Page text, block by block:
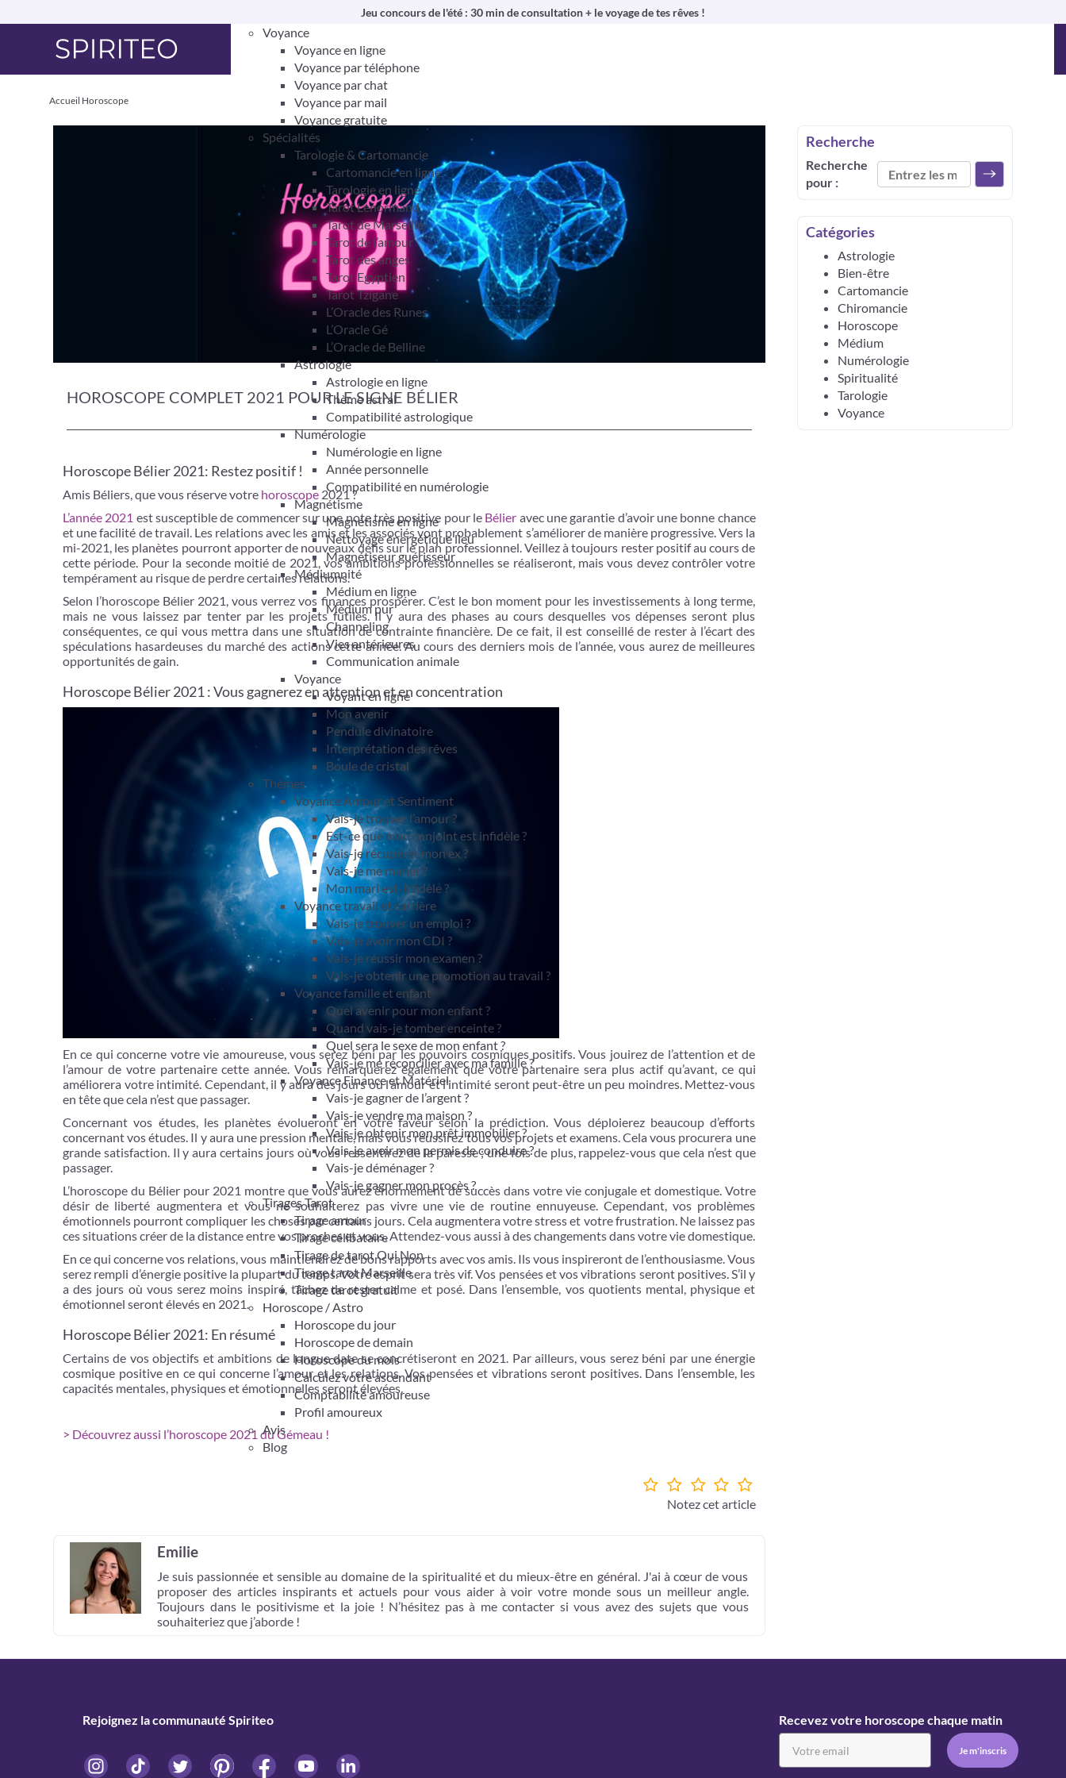
Jeu concours de l'été : 30 min de consultation + le voyage de tes rêves !
Voyance
Voyance en ligne
Voyance par téléphone
Voyance par chat
Voyance par mail
Voyance gratuite
Spécialités
Tarologie & Cartomancie
Cartomancie en ligne
Tarologie en ligne
Tarot Lenormand
Tarot de Marseille
Tarot de l’amour
Tarot des anges
Tarot Egyptien
Tarot Tzigane
L’Oracle des Runes
L’Oracle Gé
L’Oracle de Belline
Astrologie
Astrologie en ligne
Thème astral
Compatibilité astrologique
Numérologie
Numérologie en ligne
Année personnelle
Compatibilité en numérologie
Magnétisme
Magnétisme en ligne
Nettoyage énergétique lieu
Magnétiseur guérisseur
Médiumnité
Médium en ligne
Médium pur
Channeling
Vies antérieures
Communication animale
Voyance
Voyant en ligne
Mon avenir
Pendule divinatoire
Interprétation des rêves
Boule de cristal
Thèmes
Voyance Amour et Sentiment
Vais-je trouver l’amour ?
Est-ce que mon conjoint est infidèle ?
Vais-je récupérer mon ex ?
Vais-je me marier ?
Mon mari est-il fidèle ?
Voyance travail et carrière
Vais-je trouver un emploi ?
Vais-je avoir mon CDI ?
Vais-je réussir mon examen ?
Vais-je obtenir une promotion au travail ?
Voyance famille et enfant
Quel avenir pour mon enfant ?
Quand vais-je tomber enceinte ?
Quel sera le sexe de mon enfant ?
Vais-je me réconcilier avec ma famille ?
Voyance Finance et Matériel
Vais-je gagner de l’argent ?
Vais-je vendre ma maison ?
Vais-je obtenir mon prêt immobilier ?
Vais-je avoir mon permis de conduire ?
Vais-je déménager ?
Vais-je gagner mon procès ?
Tirages Tarot
Tirage amour
Tirage célibataire
Tirage de tarot Oui Non
Tirage tarot Marseille
Tirage tarot gratuit
Horoscope / Astro
Horoscope du jour
Horoscope de demain
Horoscope du mois
Calculez votre ascendant
Comptabilité amoureuse
Profil amoureux
Avis
Blog
Accueil Horoscope
HOROSCOPE COMPLET 2021 POUR LE SIGNE BÉLIER
Horoscope Bélier 2021: Restez positif !
Amis Béliers, que vous réserve votre horoscope 2021 ?
L’année 2021 est susceptible de commencer sur une note très positive pour le Bélier avec une garantie d’avoir une bonne chance
et une facilité de travail. Les relations avec les amis et les associés vont probablement s’améliorer de manière progressive. Vers la
mi-2021, les planètes pourront apporter de nouveaux défis sur le plan professionnel. Veillez à toujours rester positif au cours de
cette période. Pour la seconde moitié de 2021, vos ambitions professionnelles se réaliseront, mais vous devez contrôler votre
tempérament au risque de perdre certaines relations.
Selon l’horoscope Bélier 2021, vous verrez vos finances prospérer. C’est le bon moment pour les investissements à long terme,
mais ne vous laissez par tenter par les projets futiles. Il y aura des phases au cours desquelles vos dépenses seront plus
conséquentes, ce qui vous mettra dans une situation de contrainte financière. De ce fait, il est conseillé de rester à l’écart des
spéculations hasardeuses du marché des actions cette année. Au cours des derniers mois de l’année, vous aurez de meilleures
opportunités de gain.
Horoscope Bélier 2021 : Vous gagnerez en attention et en concentration
En ce qui concerne votre vie amoureuse, vous serez béni par les pouvoirs cosmiques positifs. Vous jouirez de l’attention et de
l’amour de votre partenaire cette année. Vous remarquerez également que votre partenaire sera plus actif qu’avant, ce qui
améliorera votre intimité. Cependant, il y aura des jours où l’amour et l’intimité seront peut-être un peu moindres. Mettez-vous
en tête que cela n’est que passager.
Concernant vos études, les planètes évolueront en votre faveur selon la prédiction. Vous déploierez beaucoup d’efforts
concernant vos études. Il y aura une pression mentale, mais vous réussirez tous vos projets et examens. Cela vous procurera une
grande satisfaction. Il y aura certains jours où vous ressentirez de la paresse ; une fois de plus, rappelez-vous que cela n’est que
passager.
L’horoscope du Bélier pour 2021 montre que vous aurez énormément de succès dans votre vie conjugale et domestique. Votre
désir de liberté augmentera et vous ne souhaiterez pas vivre une vie de routine ennuyeuse. Cependant, vos problèmes
émotionnels pourront compliquer les choses par certains jours. Cela augmentera votre stress et votre frustration. Ne laissez pas
ces situations créer de la distance entre vos proches et vous. Attendez-vous aussi à des changements dans votre vie domestique.
En ce qui concerne vos relations, vous maintiendrez de bons rapports avec vos amis. Ils vous inspireront de l’enthousiasme. Vous
serez rempli d’énergie positive la plupart du temps. Votre esprit sera très vif. Vos pensées et vos vibrations seront positives. S’il y
a des jours où vous serez moins inspiré, tâchez de rester calme et posé. Dans l’ensemble, vos quotients mental, physique et
émotionnel seront élevés en 2021.
Horoscope Bélier 2021: En résumé
Certains de vos objectifs et ambitions de longue date se concrétiseront en 2021. Par ailleurs, vous serez béni par une énergie
cosmique positive en ce qui concerne l’amour et les relations. Vos pensées et vibrations seront positives. Dans l’ensemble, les
capacités mentales, physiques et émotionnelles seront élevées.
> Découvrez aussi l’horoscope 2021 du Gémeau !
Notez cet article
Emilie
Je suis passionnée et sensible au domaine de la spiritualité et du mieux-être en général. J'ai à cœur de vous
proposer des articles inspirants et actuels pour vous aider à voir votre monde sous un meilleur angle.
Toujours dans le positivisme et la joie ! N’hésitez pas à me contacter si vous avez des sujets que vous
souhaiteriez que j’aborde !
Recherche
Recherche
pour :
Catégories
Astrologie
Bien-être
Cartomancie
Chiromancie
Horoscope
Médium
Numérologie
Spiritualité
Tarologie
Voyance
Rejoignez la communauté Spiriteo Recevez votre horoscope chaque matin